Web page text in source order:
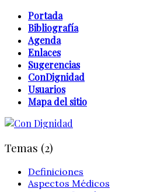
Portada
Bibliografía
Agenda
Enlaces
Sugerencias
ConDignidad
Usuarios
Mapa del sitio
Temas (2)
Definiciones
Aspectos Médicos